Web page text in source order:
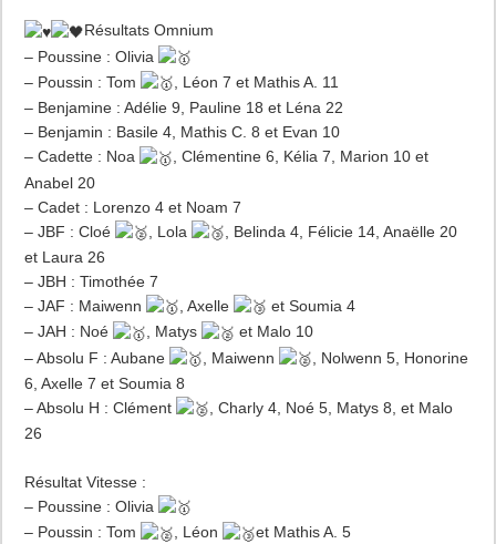
Résultats Omnium
– Poussine : Olivia
– Poussin : Tom
, Léon 7 et Mathis A. 11
– Benjamine : Adélie 9, Pauline 18 et Léna 22
– Benjamin : Basile 4, Mathis C. 8 et Evan 10
– Cadette : Noa
, Clémentine 6, Kélia 7, Marion 10 et
Anabel 20
– Cadet : Lorenzo 4 et Noam 7
– JBF : Cloé
, Lola
, Belinda 4, Félicie 14, Anaëlle 20
et Laura 26
– JBH : Timothée 7
– JAF : Maiwenn
, Axelle
et Soumia 4
– JAH : Noé
, Matys
et Malo 10
– Absolu F : Aubane
, Maiwenn
, Nolwenn 5, Honorine
6, Axelle 7 et Soumia 8
– Absolu H : Clément
, Charly 4, Noé 5, Matys 8, et Malo
26
Résultat Vitesse :
– Poussine : Olivia
– Poussin : Tom
, Léon
et Mathis A. 5